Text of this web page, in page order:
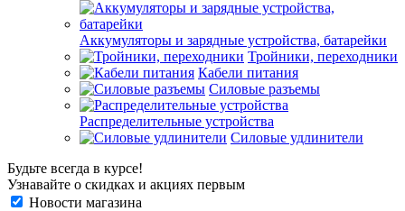
Аккумуляторы и зарядные устройства, батарейки
Тройники, переходники
Кабели питания
Силовые разъемы
Распределительные устройства
Силовые удлинители
Будьте всегда в курсе!
Узнавайте о скидках и акциях первым
Новости магазина